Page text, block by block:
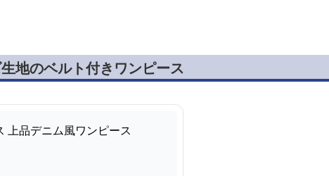
地のベルト付きワンピース